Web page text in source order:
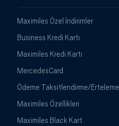
Maximiles Özel İndirimler
Business Kredi Kartı
Maximiles Kredi Kartı
MercedesCard
Ödeme Taksitlendirme/Erteleme
Maximiles Özellikleri
Maximiles Black Kart